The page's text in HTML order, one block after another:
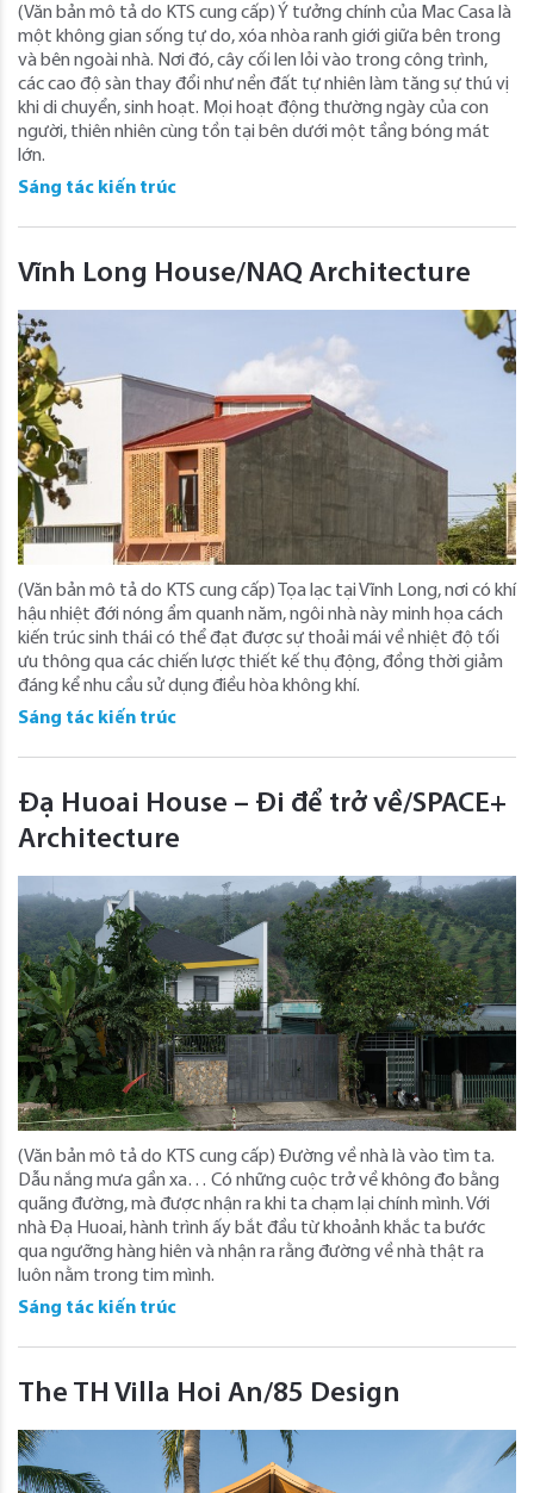
(Văn bản mô tả do KTS cung cấp) Ý tưởng chính của Mac Casa là
một không gian sống tự do, xóa nhòa ranh giới giữa bên trong
và bên ngoài nhà. Nơi đó, cây cối len lỏi vào trong công trình,
các cao độ sàn thay đổi như nền đất tự nhiên làm tăng sự thú vị
khi di chuyển, sinh hoạt. Mọi hoạt động thường ngày của con
người, thiên nhiên cùng tồn tại bên dưới một tầng bóng mát
lớn.
Sáng tác kiến trúc
Vĩnh Long House/NAQ Architecture
(Văn bản mô tả do KTS cung cấp) Tọa lạc tại Vĩnh Long, nơi có khí
hậu nhiệt đới nóng ẩm quanh năm, ngôi nhà này minh họa cách
kiến ​​trúc sinh thái có thể đạt được sự thoải mái về nhiệt độ tối
ưu thông qua các chiến lược thiết kế thụ động, đồng thời giảm
đáng kể nhu cầu sử dụng điều hòa không khí.
Sáng tác kiến trúc
Đạ Huoai House – Đi để trở về/SPACE+
Architecture
(Văn bản mô tả do KTS cung cấp) Đường về nhà là vào tìm ta.
Dẫu nắng mưa gần xa… Có những cuộc trở về không đo bằng
quãng đường, mà được nhận ra khi ta chạm lại chính mình. Với
nhà Đạ Huoai, hành trình ấy bắt đầu từ khoảnh khắc ta bước
qua ngưỡng hàng hiên và nhận ra rằng đường về nhà thật ra
luôn nằm trong tim mình.
Sáng tác kiến trúc
The TH Villa Hoi An/85 Design